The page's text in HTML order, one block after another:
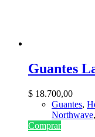
Guantes
$ 18.700,00
Guantes,
Northwave,
Comprar